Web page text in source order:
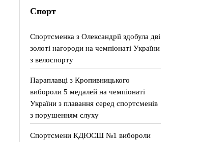
Спорт
Спортсменка з Олександрії здобула дві
золоті нагороди на чемпіонаті України
з велоспорту
Параплавці з Кропивницького
вибороли 5 медалей на чемпіонаті
України з плавання серед спортсменів
з порушенням слуху
Спортсмени КДЮСШ №1 вибороли